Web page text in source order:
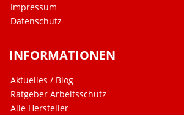
Impressum
Datenschutz
INFORMATIONEN
Aktuelles / Blog
Ratgeber Arbeitsschutz
Alle Hersteller